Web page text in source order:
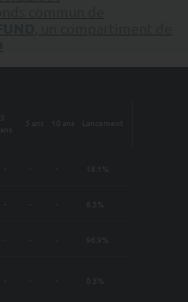
3
ans
5 ans 10 ans Lancement
- - - 18.1%
- - - 6.5%
- - - 96.9%
- - - 0.5%